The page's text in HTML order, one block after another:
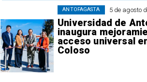
5 de agosto
Universidad de
inaugura
acceso universal
Coloso
ANTOFAGASTA